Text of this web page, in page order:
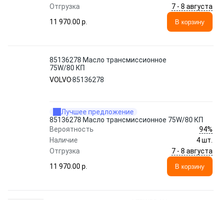
Отгрузка
7 - 8 августа
11 970.00 p.
В корзину
85136278 Масло трансмиссионное
75W/80 КП
VOLVO85136278
Лучшее предложение
85136278 Масло трансмиссионное 75W/80 КП
Вероятность
94%
Наличие
4 шт.
Отгрузка
7 - 8 августа
11 970.00 p.
В корзину